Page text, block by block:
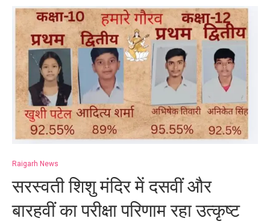
Raigarh News
सरस्वती शिशु मंदिर में दसवीं और
बारहवीं का परीक्षा परिणाम रहा उत्कृष्ट